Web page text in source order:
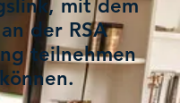
mit dem
der RSA
teilnehmen
können.